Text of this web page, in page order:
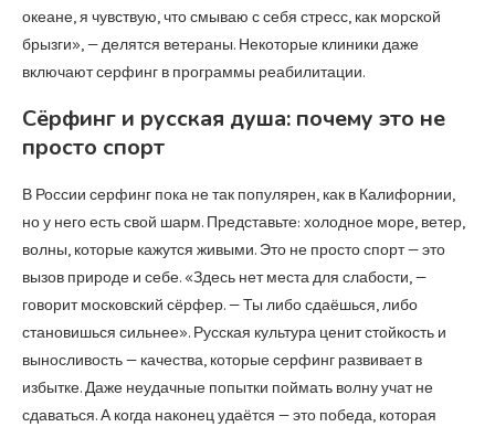
океане, я чувствую, что смываю с себя стресс, как морской
брызги», — делятся ветераны. Некоторые клиники даже
включают серфинг в программы реабилитации.
Сёрфинг и русская душа: почему это не
просто спорт
В России серфинг пока не так популярен, как в Калифорнии,
но у него есть свой шарм. Представьте: холодное море, ветер,
волны, которые кажутся живыми. Это не просто спорт — это
вызов природе и себе. «Здесь нет места для слабости, —
говорит московский сёрфер. — Ты либо сдаёшься, либо
становишься сильнее». Русская культура ценит стойкость и
выносливость — качества, которые серфинг развивает в
избытке. Даже неудачные попытки поймать волну учат не
сдаваться. А когда наконец удаётся — это победа, которая